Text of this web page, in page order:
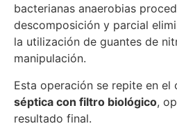
bacterianas anaerobias
descomposición y parcial
la utilización de guantes de
manipulación.
Esta operación se repite en el
séptica con filtro biológico,
resultado final.